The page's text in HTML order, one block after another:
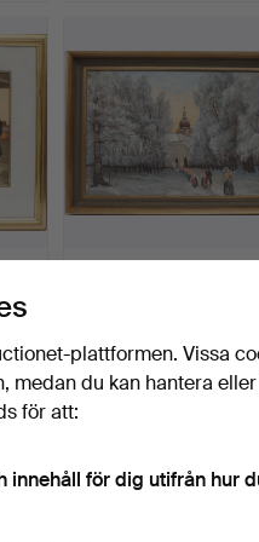
1 bud
32 USD
plattformen. Vissa
medan du kan hantera
för att:
innehåll för dig utifrån hur